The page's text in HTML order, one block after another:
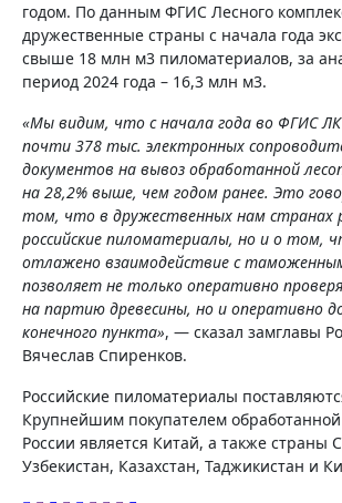
годом. По данным ФГИС Лесного
дружественные страны с начала года
свыше 18 млн м3 пиломатериалов, за
период 2024 года – 16,3 млн м3.
«Мы видим, что с начала года во ФГИС
почти 378 тыс. электронных
документов на вывоз обработанной
на 28,2% выше, чем годом ранее. Это
том, что в дружественных нам странах
российские пиломатериалы, но и о том,
отлажено взаимодействие с
позволяет не только оперативно
на партию древесины, но и оперативно
конечного пункта», — сказал замглавы
Вячеслав Спиренков.
Российские пиломатериалы
Крупнейшим покупателем
России является Китай, а также страны
Узбекистан, Казахстан, Таджикистан и